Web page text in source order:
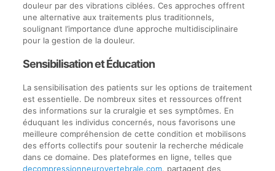
douleur par des vibrations ciblées. Ces approches offrent
une alternative aux traitements plus traditionnels,
soulignant l’importance d’une approche multidisciplinaire
pour la gestion de la douleur.
Sensibilisation et Éducation
La sensibilisation des patients sur les options de traitement
est essentielle. De nombreux sites et ressources offrent
des informations sur la cruralgie et ses symptômes. En
éduquant les individus concernés, nous favorisons une
meilleure compréhension de cette condition et mobilisons
des efforts collectifs pour soutenir la recherche médicale
dans ce domaine. Des plateformes en ligne, telles que
decompressionneurovertebrale.com, partagent des